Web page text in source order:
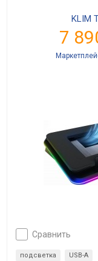
KLIM
7
сравнить
подсветка
USB-A